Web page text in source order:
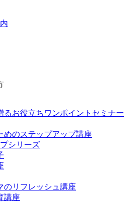
るお役立ちワンポイントセミナー
めのステップアップ講座
シリーズ
のリフレッシュ講座
講座